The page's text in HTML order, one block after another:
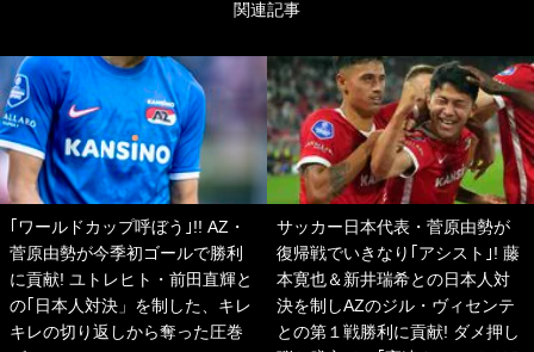
関連記事
｢ワールドカップ呼ぼう｣!! AZ・
菅原由勢が今季初ゴールで勝利
に貢献! ユトレヒト・前田直輝と
の｢日本人対決」を制した、キレ
キレの切り返しから奪った圧巻
サッカー日本代表・菅原由勢が
復帰戦でいきなり｢アシスト｣! 藤
本寛也＆新井瑞希との日本人対
決を制しAZのジル・ヴィセンテ
との第１戦勝利に貢献! ダメ押し